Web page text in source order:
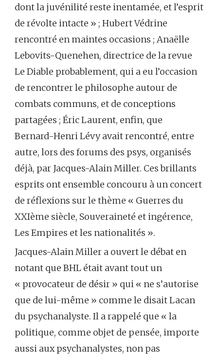
dont la juvénilité reste inentamée, et l’esprit
de révolte intacte » ; Hubert Védrine
rencontré en maintes occasions ; Anaëlle
Lebovits-Quenehen, directrice de la revue
Le Diable probablement, qui a eu l’occasion
de rencontrer le philosophe autour de
combats communs, et de conceptions
partagées ; Éric Laurent, enfin, que
Bernard-Henri Lévy avait rencontré, entre
autre, lors des forums des psys, organisés
déjà, par Jacques-Alain Miller. Ces brillants
esprits ont ensemble concouru à un concert
de réflexions sur le thème « Guerres du
XXIème siècle, Souveraineté et ingérence,
Les Empires et les nationalités ».
Jacques-Alain Miller a ouvert le débat en
notant que BHL était avant tout un
« provocateur de désir » qui « ne s’autorise
que de lui-même » comme le disait Lacan
du psychanalyste. Il a rappelé que « la
politique, comme objet de pensée, importe
aussi aux psychanalystes, non pas